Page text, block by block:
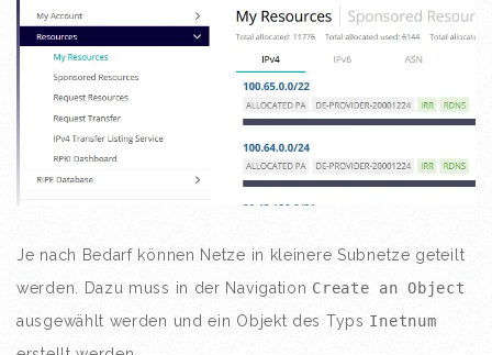
Je nach Bedarf können Netze in kleinere Subnetze geteilt
werden. Dazu muss in der Navigation Create an Object
ausgewählt werden und ein Objekt des Typs Inetnum